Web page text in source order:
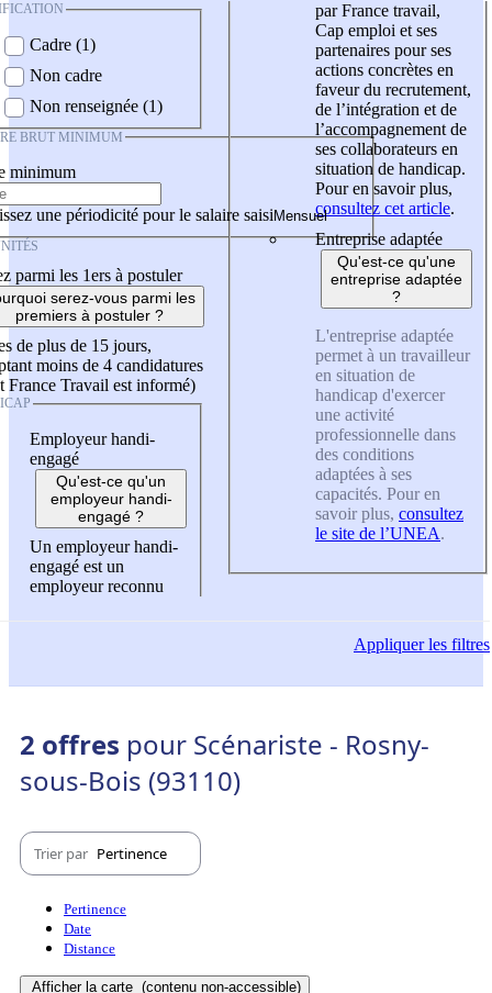
Cadre (1)
Non cadre
Non renseignée (1)
BRUT MINIMUM
minimum
une périodicité pour le salaire saisi
parmi les 1ers à postuler
serez-vous parmi les
premiers à postuler ?
de plus de 15 jours,
moins de 4 candidatures
France Travail est informé)
Employeur handi-
engagé
Qu'est-ce qu'un
employeur handi-
engagé ?
Un employeur handi-
engagé est un
employeur reconnu
par France travail,
Cap emploi et ses
partenaires pour ses
actions concrètes en
faveur du recrutement,
de l’intégration et de
l’accompagnement de
ses collaborateurs en
situation de handicap.
Pour en savoir plus,
consultez cet article.
Entreprise adaptée
Qu'est-ce qu'une
entreprise adaptée
?
L'entreprise adaptée
permet à un travailleur
en situation de
handicap d'exercer
une activité
professionnelle dans
des conditions
adaptées à ses
capacités. Pour en
savoir plus, consultez
le site de l’UNEA.
Appliquerles filtres
2 offres pour Scénariste - Rosny-
sous-Bois (93110)
Trier par Pertinence
Pertinence
Date
Distance
Afficher la carte (contenu non-accessible)